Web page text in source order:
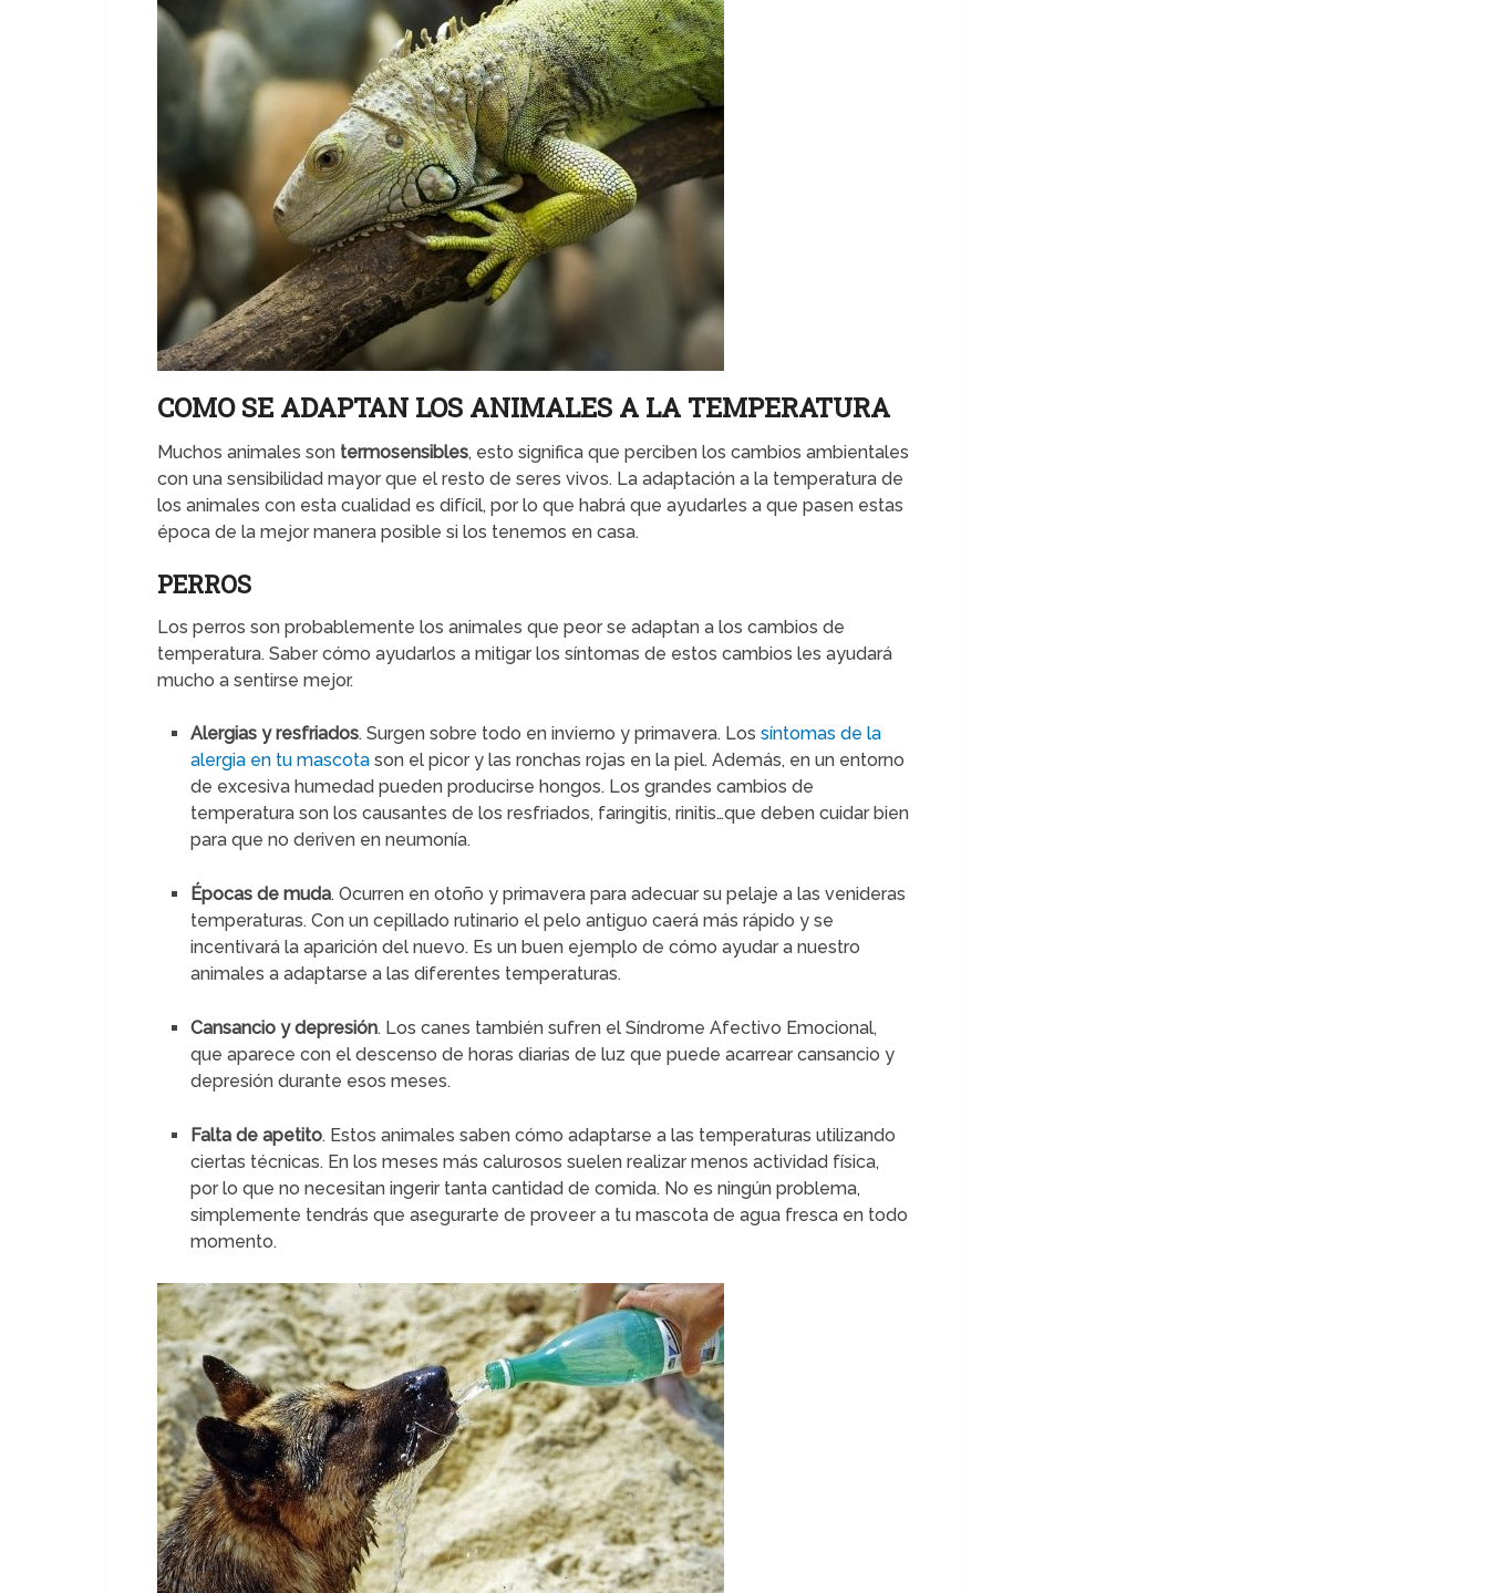
COMO SE ADAPTAN LOS ANIMALES A LA TEMPERATURA
Muchos animales son termosensibles, esto significa que perciben los cambios ambientales
con una sensibilidad mayor que el resto de seres vivos. La adaptación a la temperatura de
los animales con esta cualidad es difícil, por lo que habrá que ayudarles a que pasen estas
época de la mejor manera posible si los tenemos en casa.
PERROS
Los perros son probablemente los animales que peor se adaptan a los cambios de
temperatura. Saber cómo ayudarlos a mitigar los síntomas de estos cambios les ayudará
mucho a sentirse mejor.
Alergias y resfriados. Surgen sobre todo en invierno y primavera. Lossíntomas de la
alergia en tu mascota son el picor y las ronchas rojas en la piel. Además, en un entorno
de excesiva humedad pueden producirse hongos. Los grandes cambios de
temperatura son los causantes de los resfriados, faringitis, rinitis…que deben cuidar bien
para que no deriven en neumonía.
Épocas de muda. Ocurren en otoño y primavera para adecuar su pelaje a las venideras
temperaturas. Con un cepillado rutinario el pelo antiguo caerá más rápido y se
incentivará la aparición del nuevo. Es un buen ejemplo de cómo ayudar a nuestro
animales a adaptarse a las diferentes temperaturas.
Cansancio y depresión. Los canes también sufren el Síndrome Afectivo Emocional,
que aparece con el descenso de horas diarias de luz que puede acarrear cansancio y
depresión durante esos meses.
Falta de apetito. Estos animales saben cómo adaptarse a las temperaturas utilizando
ciertas técnicas. En los meses más calurosos suelen realizar menos actividad física,
por lo que no necesitan ingerir tanta cantidad de comida. No es ningún problema,
simplemente tendrás que asegurarte de proveer a tu mascota de agua fresca en todo
momento.